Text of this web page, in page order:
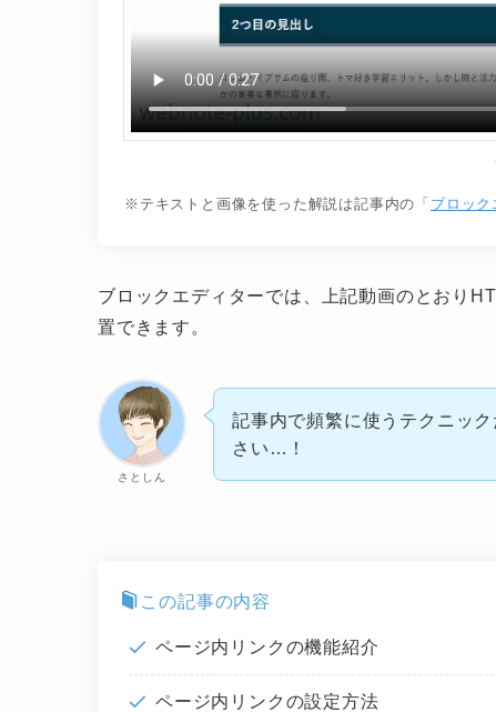
※テキストと画像を使った解説は記事内の「 ブロッ
ブロックエディターでは、上記動画のとおり
置できます。
さとしん
記事内で頻繁に使うテクニッ
さい…！
この記事の内容
ページ内リンクの機能紹介
ページ内リンクの設定方法